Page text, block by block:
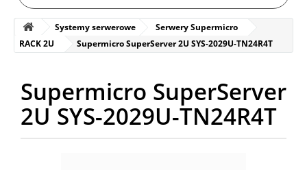
Systemy serwerowe
Serwery Supermicro
RACK 2U
Supermicro SuperServer 2U SYS-2029U-TN24R4T
Supermicro SuperServer
2U SYS-2029U-TN24R4T